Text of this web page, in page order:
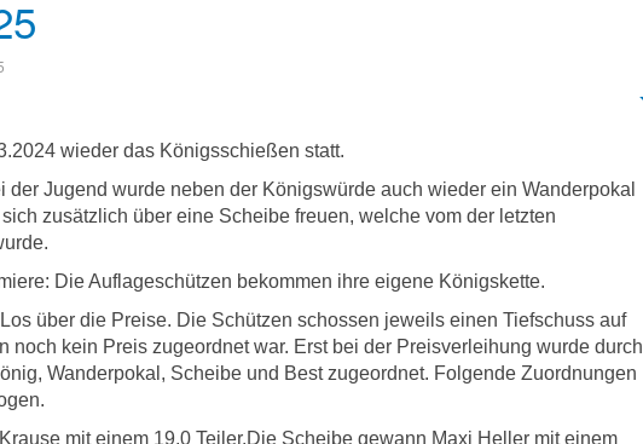
wieder das Königsschießen statt.
Jugend wurde neben der Königswürde auch wieder ein Wanderpokal
zusätzlich über eine Scheibe freuen, welche vom der letzten
Die Auflageschützen bekommen ihre eigene Königskette.
über die Preise. Die Schützen schossen jeweils einen Tiefschuss auf
noch kein Preis zugeordnet war. Erst bei der Preisverleihung wurde durch
Wanderpokal, Scheibe und Best zugeordnet. Folgende Zuordnungen
mit einem 19,0 Teiler.Die Scheibe gewann Maxi Heller mit einem